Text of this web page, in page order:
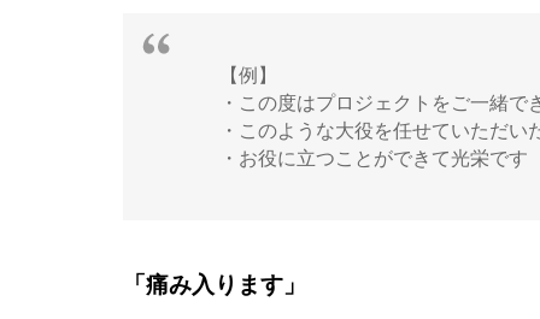
【例】
・この度はプロジェクトをご一緒で
・このような大役を任せていただ
・お役に立つことができて光栄です
「痛み入ります」